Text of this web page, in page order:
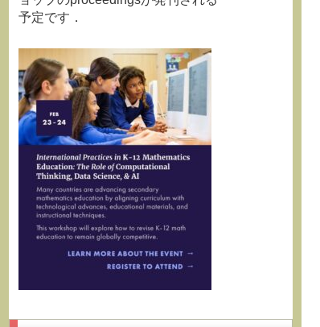
予定です．